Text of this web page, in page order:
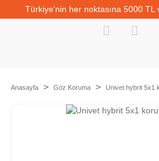
Türkiye'nin her noktasına 5000 TL
Anasayfa Göz Koruma Univet hybrit 5x1